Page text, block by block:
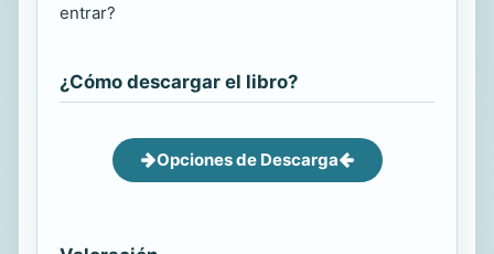
entrar?
¿Cómo descargar el libro?
Opciones de Descarga